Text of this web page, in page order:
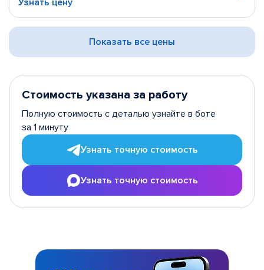
Узнать цену
Показать все цены
Стоимость указана за работу
Полную стоимость с деталью узнайте в боте
за 1 минуту
Узнать точную стоимость
Узнать точную стоимость